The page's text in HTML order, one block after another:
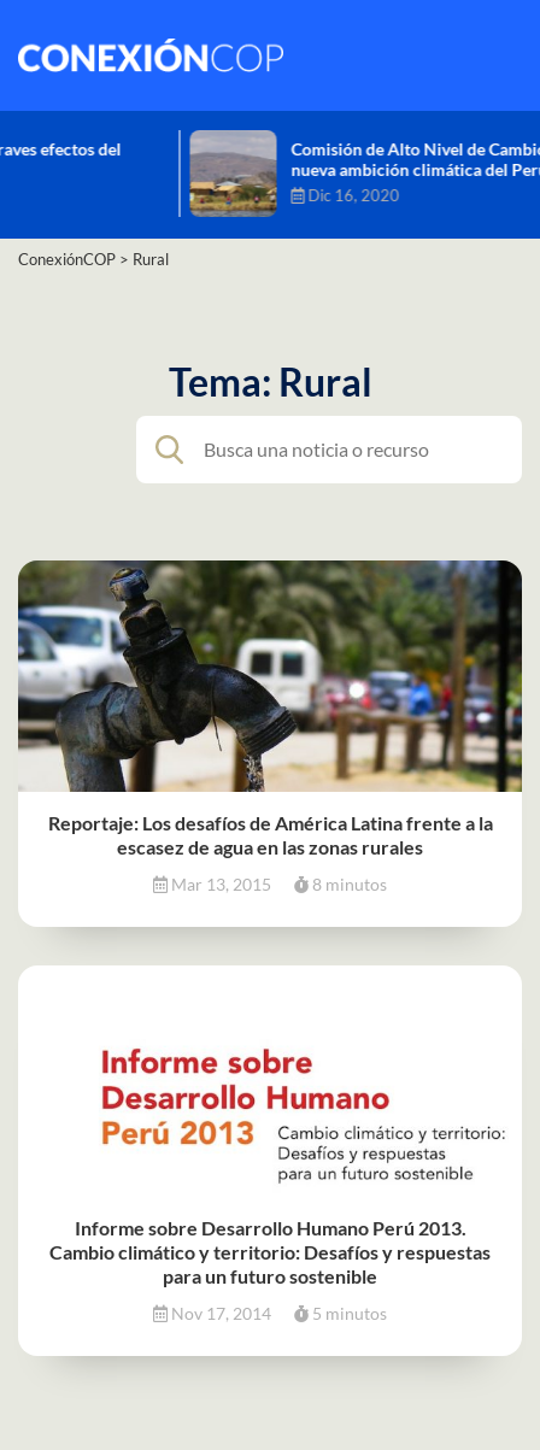
Comisión de Alto Nivel de Cambio Climático aprueba
nueva ambición climática del Perú
Dic 16, 2020
ConexiónCOP > Rural
Tema: Rural
Reportaje: Los desafíos de América Latina frente a la
escasez de agua en las zonas rurales
Mar 13, 2015 8 minutos
Informe sobre Desarrollo Humano Perú 2013.
Cambio climático y territorio: Desafíos y respuestas
para un futuro sostenible
Nov 17, 2014 5 minutos